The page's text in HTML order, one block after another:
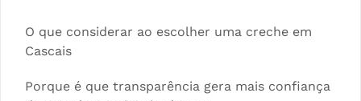
O que considerar ao escolher uma creche em
Cascais
Porque é que transparência gera mais confiança